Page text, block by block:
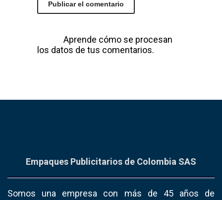
Aprende cómo se procesan
los datos de tus comentarios.
Empaques Publicitarios de Colombia SAS
Somos una empresa con más de 45 años de